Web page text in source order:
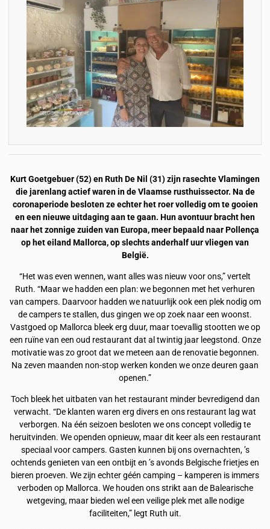
Kurt Goetgebuer (52) en Ruth De Nil (31) zijn rasechte Vlamingen
die jarenlang actief waren in de Vlaamse rusthuissector. Na de
coronaperiode besloten ze echter het roer volledig om te gooien
en een nieuwe uitdaging aan te gaan. Hun avontuur bracht hen
naar het zonnige zuiden van Europa, meer bepaald naar Pollença
op het eiland Mallorca, op slechts anderhalf uur vliegen van
België.
“Het was even wennen, want alles was nieuw voor ons,” vertelt
Ruth. “Maar we hadden een plan: we begonnen met het verhuren
van campers. Daarvoor hadden we natuurlijk ook een plek nodig om
de campers te stallen, dus gingen we op zoek naar een woonst.
Vastgoed op Mallorca bleek erg duur, maar toevallig stootten we op
een ruïne van een oud restaurant dat al twintig jaar leegstond. Onze
motivatie was zo groot dat we meteen aan de renovatie begonnen.
Na zeven maanden non-stop werken konden we onze deuren gaan
openen.”
Toch bleek het uitbaten van het restaurant minder bevredigend dan
verwacht. “De klanten waren erg divers en ons restaurant lag wat
verborgen. Na één seizoen besloten we ons concept volledig te
heruitvinden. We openden opnieuw, maar dit keer als een restaurant
speciaal voor campers. Gasten kunnen bij ons overnachten, ’s
ochtends genieten van een ontbijt en ’s avonds Belgische frietjes en
bieren proeven. We zijn echter géén camping – kamperen is immers
verboden op Mallorca. We houden ons strikt aan de Balearische
wetgeving, maar bieden wel een veilige plek met alle nodige
faciliteiten,” legt Ruth uit.